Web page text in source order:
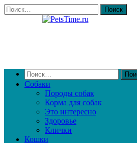
Собаки
Породы собак
Корма для собак
Это интересно
Здоровье
Клички
Кошки